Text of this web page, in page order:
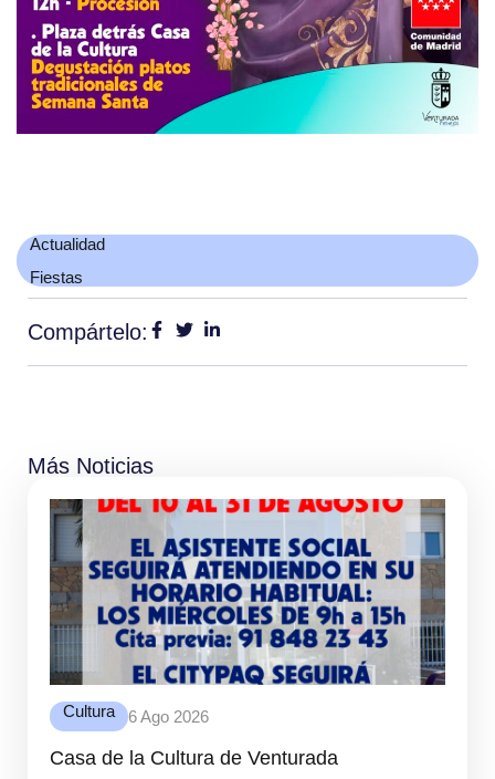
Actualidad
Fiestas
Compártelo:
Más Noticias
Cultura 6 Ago 2026
Casa de la Cultura de Venturada